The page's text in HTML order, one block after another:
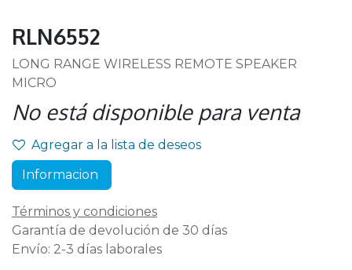
RLN6552
LONG RANGE WIRELESS REMOTE SPEAKER
MICRO
No está disponible para venta
Agregar a la lista de deseos
Informacion
Términos y condiciones
Garantía de devolución de 30 días
Envío: 2-3 días laborales